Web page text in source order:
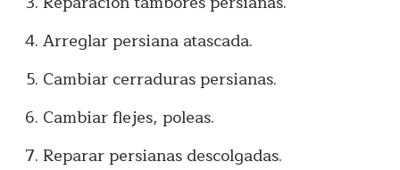
Arreglar persiana atascada.
Cambiar cerraduras persianas.
Cambiar flejes, poleas.
Reparar persianas descolgadas.